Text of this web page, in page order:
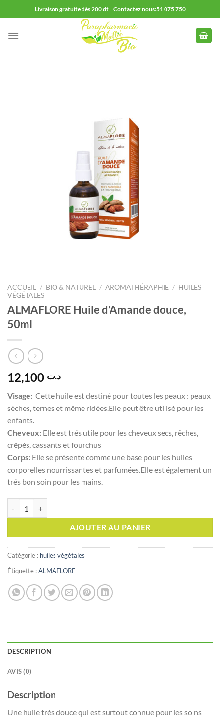
au
contenu
Livraison gratuite dès 200 dt Contactez nous:51 075 750
ACCUEIL / BIO & NATUREL / AROMATHÉRAPHIE / HUILES
VÉGÉTALES
ALMAFLORE Huile d’Amande douce,
50ml
د.ت
Visage: Cette huile est destiné pour toutes les peaux : peaux
sèches, ternes et même ridées.Elle peut être utilisé pour les
enfants.
Cheveux: Elle est trés utile pour les cheveux secs, rêches,
crêpés, cassants et fourchus
Corps: Elle se présente comme une base pour les huiles
corporelles nourrissantes et parfumées.Elle est également un
trés bon soin pour les mains.
AJOUTER AU PANIER
Catégorie : huiles végétales
Étiquette :ALMAFLORE
DESCRIPTION
AVIS (0)
Description
Une huile très douce qui est surtout connue pour les soins